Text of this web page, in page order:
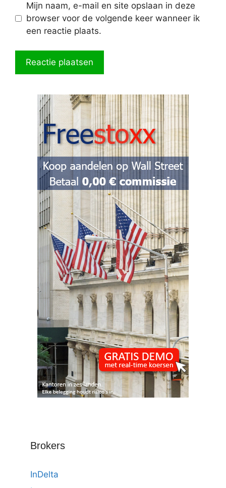
Mijn naam, e-mail en site opslaan in deze
browser voor de volgende keer wanneer ik
een reactie plaats.
Brokers
InDelta